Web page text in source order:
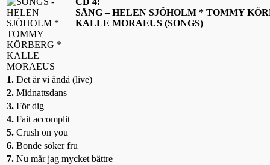
SÅNG – HELEN SJÖHOLM * TOMMY
KALLE MORAEUS (SONGS)
1. Det är vi ändå (live)
2. Midnattsdans
3. För dig
4. Fait accomplit
5. Crush on you
6. Bonde söker fru
7. Nu mår jag mycket bättre